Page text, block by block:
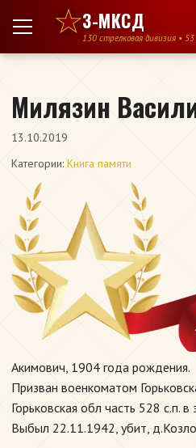
Перейти к содержимому
3-МКСД
130 стрелковая дивизия • 53
Милязин
13.10.2019
Категории: Книга памяти
Акимович, 1904 года рождения.
Призван военкоматом
Горьковская обл часть 528 с.п. в
Выбыл 22.11.1942, убит,